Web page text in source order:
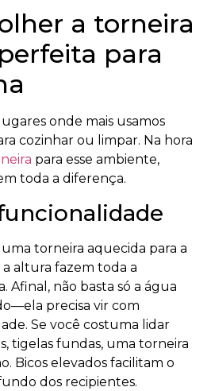
a torneira
para
onde mais usamos
cozinhar ou limpar. Na hora
para esse ambiente,
toda a diferença.
torneira aquecida para a
altura fazem toda a
Afinal, não basta só a água
precisa vir com
Se você costuma lidar
tigelas fundas, uma torneira
Bicos elevados facilitam o
dos recipientes.